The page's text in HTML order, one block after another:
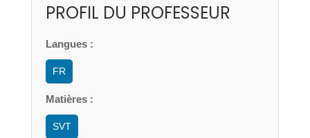
PROFIL DU PROFESSEUR
Langues :
FR
Matières :
SVT